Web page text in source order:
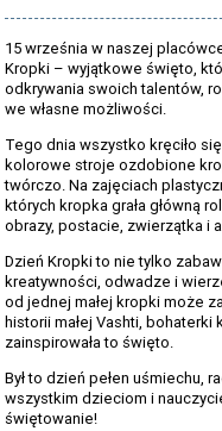
STRONA ARCHIWALNA
15 września w naszej
Kropki – wyjątkowe święto,
odkrywania swoich talentów,
we własne możliwości.
Tego dnia wszystko kręciło
kolorowe stroje ozdobione
twórczo. Na zajęciach
których kropka grała główną
obrazy, postacie, zwierzątka i
Dzień Kropki to nie tylko
kreatywności, odwadze i
od jednej małej kropki może
historii małej Vashti, bohaterki
zainspirowała to święto.
Był to dzień pełen uśmiechu,
wszystkim dzieciom i
świętowanie!